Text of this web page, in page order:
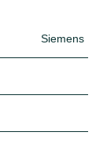
Siemens